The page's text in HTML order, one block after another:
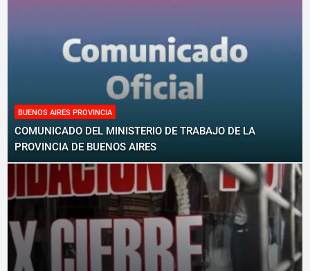
BUENOS AIRES PROVINCIA
COMUNICADO DEL MINISTERIO DE TRABAJO DE LA
PROVINCIA DE BUENOS AIRES